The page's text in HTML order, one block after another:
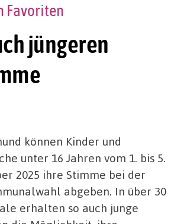
jüngeren
Favoriten
können Kinder und
unter 16 Jahren vom 1. bis 5.
2025 ihre Stimme bei der
abgeben. In über 30
erhalten so auch junge